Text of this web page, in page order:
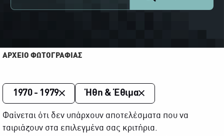
ΑΡΧΕΙΟ ΦΩΤΟΓΡΑΦΙΑΣ
1970 - 1979 Ήθη & Έθιμα
Φαίνεται ότι δεν υπάρχουν αποτελέσματα που να
ταιριάζουν στα επιλεγμένα σας κριτήρια.